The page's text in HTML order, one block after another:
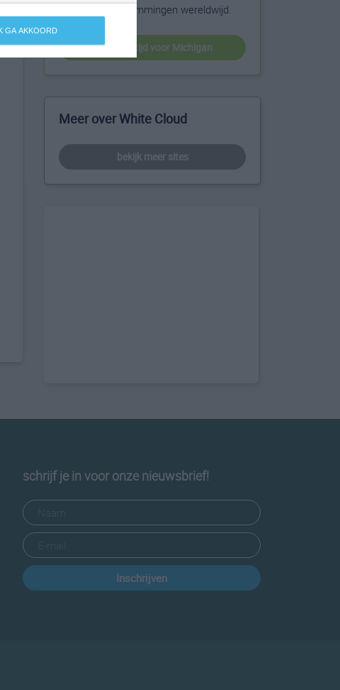
GA AKKOORD
duizenden bestemmingen wereldwijd.
beste reistijd voor Michigan
Meer over White Cloud
bekijk meer sites
schrijf je in voor onze nieuwsbrief!
Inschrijven